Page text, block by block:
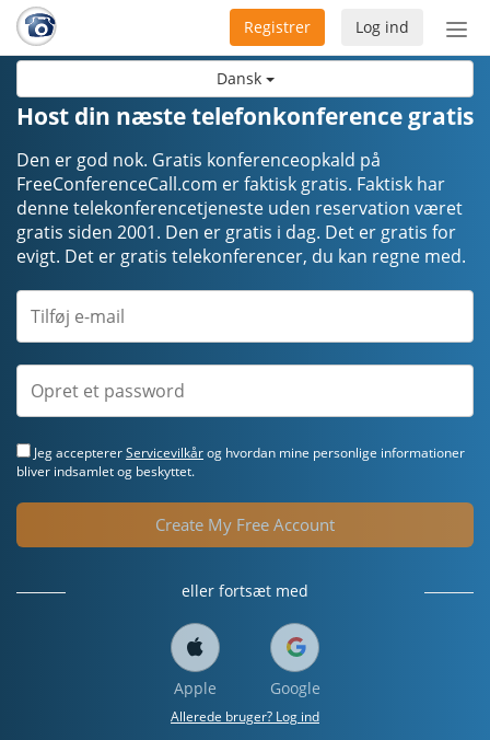
Dansk
Slå
Log ind
Registrer
Host din næste telefonkonference gratis
Den er god nok. Gratis konferenceopkald på
FreeConferenceCall.com er faktisk gratis. Faktisk har
denne telekonferencetjeneste uden reservation været
gratis siden 2001. Den er gratis i dag. Det er gratis for
evigt. Det er gratis telekonferencer, du kan regne med.
Jeg acceptererServicevilkårog hvordan mine personlige informationer
bliver indsamlet og beskyttet.
Create My Free Account
eller fortsæt med
Apple Google
Allerede bruger? Log ind